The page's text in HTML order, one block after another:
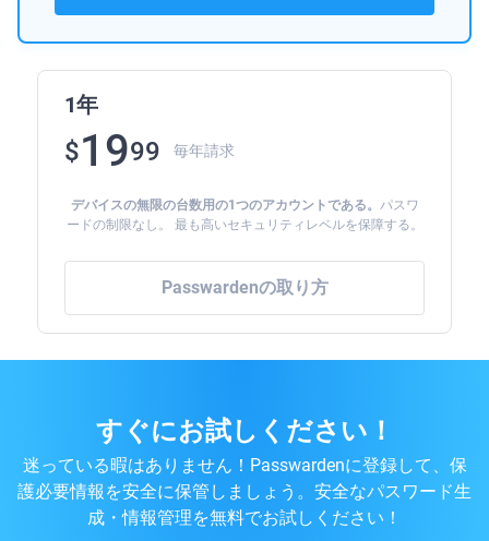
1年
$1999 毎年請求
デバイスの無限の台数用の1つのアカウントである。 パスワ
ードの制限なし。 最も高いセキュリティレベルを保障する。
Passwardenの取り方
すぐにお試しください！
迷っている暇はありません！Passwardenに登録して、保
護必要情報を安全に保管しましょう。安全なパスワード生
成・情報管理を無料でお試しください！